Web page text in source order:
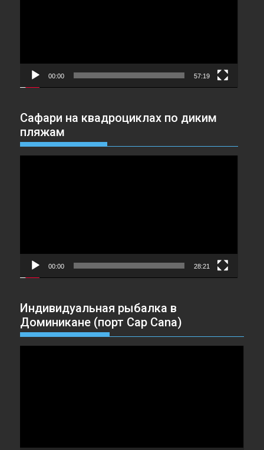
00:00 57:19
Сафари на квадроциклах по диким
пляжам
00:00 28:21
Индивидуальная рыбалка в
Доминикане (порт Cap Cana)